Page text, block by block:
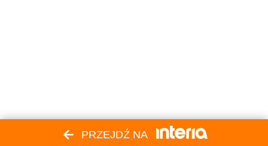
PRZEJDŹ NA